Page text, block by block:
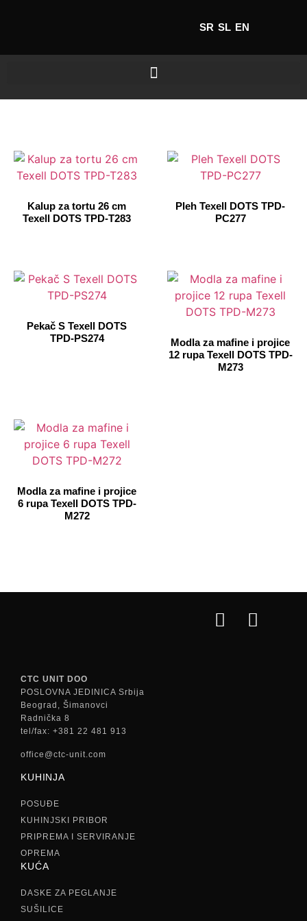
SR SL EN
Kalup za tortu 26 cm
Texell DOTS TPD-T283
Pleh Texell DOTS TPD-
PC277
Pekač S Texell DOTS
TPD-PS274
Modla za mafine i projice
12 rupa Texell DOTS TPD-
M273
Modla za mafine i projice
6 rupa Texell DOTS TPD-
M272
CTC UNIT DOO
POSLOVNA JEDINICA Srbija
Beograd, Šimanovci
Radnička 8
tel/fax: +381 22 481 913
office@ctc-unit.com
KUHINJA
POSUĐE
KUHINJSKI PRIBOR
PRIPREMA I SERVIRANJE
OPREMA
KUĆA
DASKE ZA PEGLANJE
SUŠILICE